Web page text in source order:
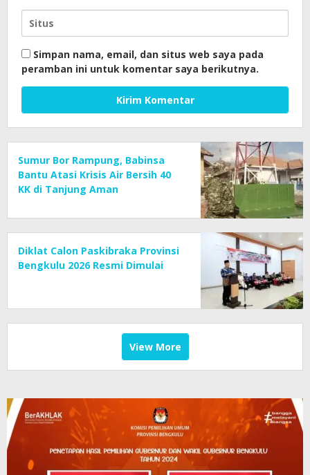
Simpan nama, email, dan situs web saya pada
peramban ini untuk komentar saya berikutnya.
Sumur Bor Rampung, Babinsa
Bantu Atasi Krisis Air Bersih 40
KK di Tanjung Aman
Diklat Calon Paskibraka Provinsi
Bengkulu 2026 Resmi Dimulai
View More